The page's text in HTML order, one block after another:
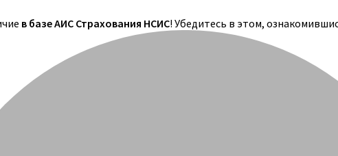
в базе АИС Страхования НСИС! Убедитесь в этом,